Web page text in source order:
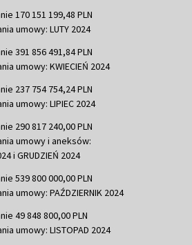
170 151 199,48 PLN
umowy: LUTY 2024
391 856 491,84 PLN
umowy: KWIECIEŃ 2024
237 754 754,24 PLN
umowy: LIPIEC 2024
290 817 240,00 PLN
umowy i aneksów:
i GRUDZIEŃ 2024
539 800 000,00 PLN
umowy: PAŹDZIERNIK 2024
49 848 800,00 PLN
umowy: LISTOPAD 2024